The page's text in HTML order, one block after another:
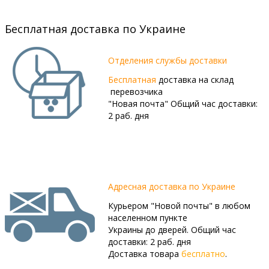
Бесплатная доставка по Украине
Отделения службы доставки
Бесплатная доставка на склад
перевозчика
"Новая почта" Общий час доставки:
2 раб. дня
Адресная доставка по Украине
Курьером "Новой почты" в любом
населенном пункте
Украины до дверей. Общий час
доставки: 2 раб. дня
Доставка товара бесплатно.